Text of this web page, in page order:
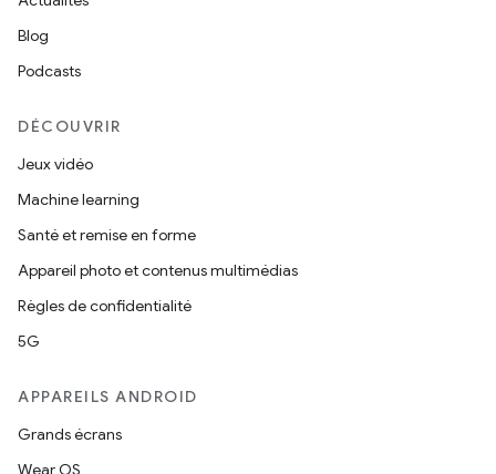
Blog
Podcasts
DÉCOUVRIR
Jeux vidéo
Machine learning
Santé et remise en forme
Appareil photo et contenus multimédias
Règles de confidentialité
5G
APPAREILS ANDROID
Grands écrans
Wear OS